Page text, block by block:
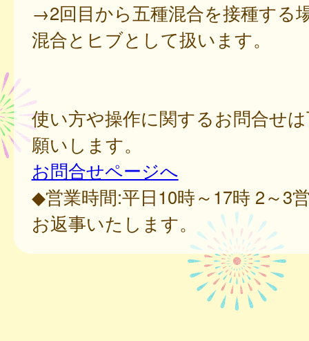
→2回目から五種混合を接種する
混合とヒブとして扱います。
使い方や操作に関するお問合せ
願いします。
お問合せページへ
◆営業時間:平日10時～17時 2～3
お返事いたします。